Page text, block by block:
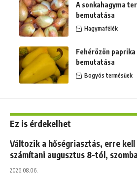
A sonkahagyma
bemutatása
Hagymafélék
Fehérözön
bemutatása
Bogyós termésűek
Ez is érdekelhet
Változik a hőségriasztás, erre kell
számítani augusztus 8-tól,
2026.08.06.